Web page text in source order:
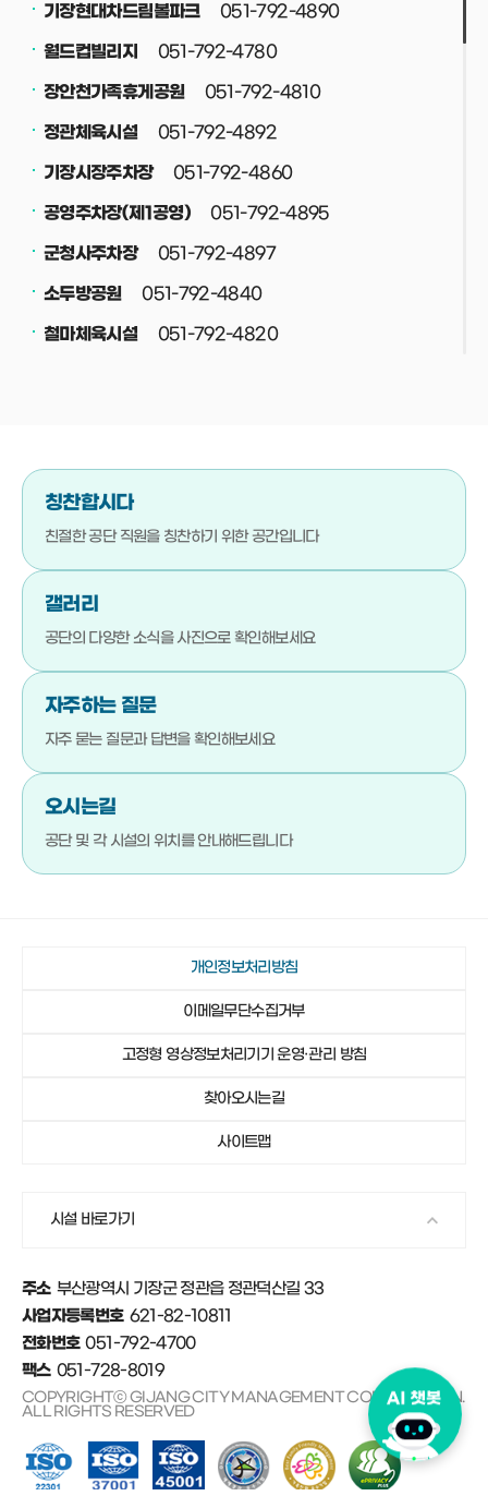
기장현대차드림볼파크
051-792-4890
월드컵빌리지
051-792-4780
장안천가족휴게공원
051-792-4810
정관체육시설
051-792-4892
기장시장주차장
051-792-4860
공영주차장(제1공영)
051-792-4895
군청사주차장
051-792-4897
소두방공원
051-792-4840
철마체육시설
051-792-4820
버스(택시)승강장
기장군청소년수련관
051-792-4710
기장문화예절학교
051-792-4720
청소년상담복지센터
기장청소년센터
다행복한종합사회복지관
051-792-4990
일광야구체험관 및 실내야구연습장
051-792-4942
기장종합사회복지관
051-792-4910
051-792-4750
안데르센마을 및 동화마을
051-792-4671
칭찬합시다
친절한 공단 직원을칭찬하기 위한 공간입니다
갤러리
공단의 다양한 소식을사진으로 확인해보세요
자주하는 질문
자주 묻는 질문과 답변을확인해보세요
오시는길
공단 및 각 시설의 위치를안내해드립니다
개인정보처리방침
이메일무단수집거부
고정형 영상정보처리기기 운영·관리 방침
찾아오시는길
사이트맵
시설 바로가기
주소 부산광역시 기장군 정관읍 정관덕산길 33
사업자등록번호 621-82-10811
전화번호 051-792-4700
팩스 051-728-8019
COPYRIGHTⓒ GIJANG CITY MANAGEMENT CORPORATION.
ALL RIGHTS RESERVED